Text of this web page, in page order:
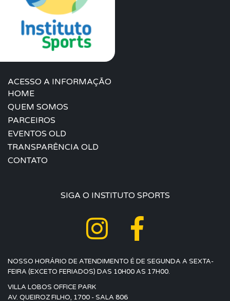
ACESSO A INFORMAÇÃO
HOME
QUEM SOMOS
PARCEIROS
EVENTOS OLD
TRANSPARÊNCIA OLD
CONTATO
SIGA O INSTITUTO SPORTS
NOSSO HORÁRIO DE ATENDIMENTO É DE SEGUNDA A SEXTA-
FEIRA (EXCETO FERIADOS) DAS 10H00 AS 17H00.
VILLA LOBOS OFFICE PARK
AV. QUEIROZ FILHO, 1700 - SALA 806